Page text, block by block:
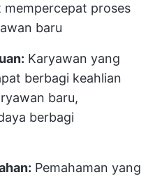
mempercepat proses
baru
Karyawan yang
berbagi keahlian
baru,
berbagi
Pemahaman yang